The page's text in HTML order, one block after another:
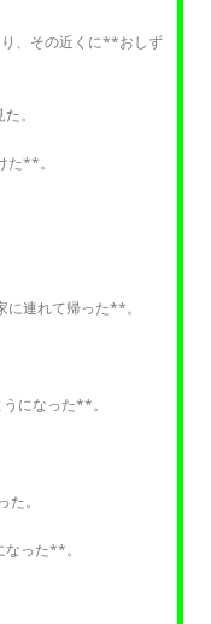
、その近くに**おしず
。
**。
連れて帰った**。
になった**。
。
った**。